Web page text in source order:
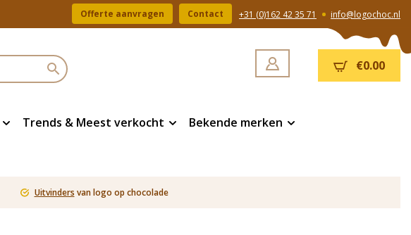
Offerte aanvragen Contact +31 (0)162 42 35 71 info@logochoc.nl
€0.00
Trends & Meest verkocht Bekende merken
Uitvinders van logo op chocolade